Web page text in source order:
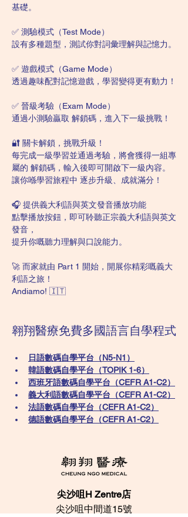
基礎。
✅ 測驗模式（Test Mode）
設有多種題型，測試你對詞彙理解與記憶力。
✅ 遊戲模式（Game Mode）
透過趣味配對記憶遊戲，學習變得更有動力！
✅ 晉級考驗（Exam Mode）
通過小測驗贏取 解鎖碼，進入下一級挑戰！
🔐 關卡解鎖，挑戰升級！
每完成一級學習並通過考驗，將會獲得一組專
屬的 解鎖碼，輸入後即可開啟下一級內容。
讓你喺學習旅程中 逐步升級、成就滿分！
🎧 提供義大利語與英文發音播放功能
點擊播放按鈕，即可聆聽正宗義大利語與英文
發音，
提升你嘅聽力理解與口說能力。
🚀 而家就由 Part 1 開始，開展你精彩嘅義大
利語之旅！
Andiamo! 🇮🇹
翱翔醫療免費多國語言自學程式
日語數碼自學平台（N5-N1）
韓語數碼自學平台​（TOPIK 1-6）
西班牙語數碼自學平台（CEFR A1-C2）
義大利語數碼自學平台（CEFR A1-C2）
法語數碼自學平台（CEFR A1-C2）
德語數碼自學平台（CEFR A1-C2）
尖沙咀H Zentre店
尖沙咀中間道15號